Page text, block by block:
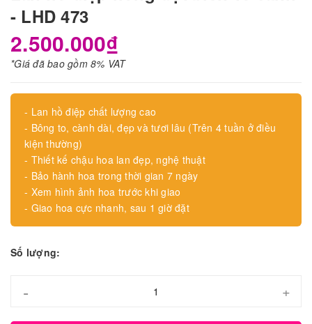
- LHD 473
2.500.000₫
*Giá đã bao gồm 8% VAT
- Lan hồ điệp chất lượng cao
- Bông to, cành dài, đẹp và tươi lâu (Trên 4 tuần ở điều
kiện thường)
- Thiết kế chậu hoa lan đẹp, nghệ thuật
- Bảo hành hoa trong thời gian 7 ngày
- Xem hình ảnh hoa trước khi giao
- Giao hoa cực nhanh, sau 1 giờ đặt
Số lượng:
- +